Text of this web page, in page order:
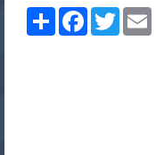
Share FacebookTwitter